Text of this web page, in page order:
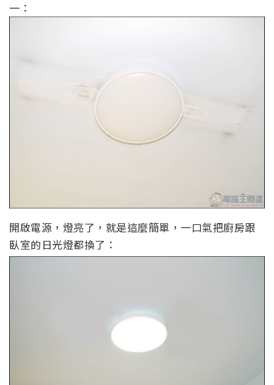
一：
開啟電源，燈亮了，就是這麼簡單，一口氣把廚房跟
臥室的日光燈都換了：